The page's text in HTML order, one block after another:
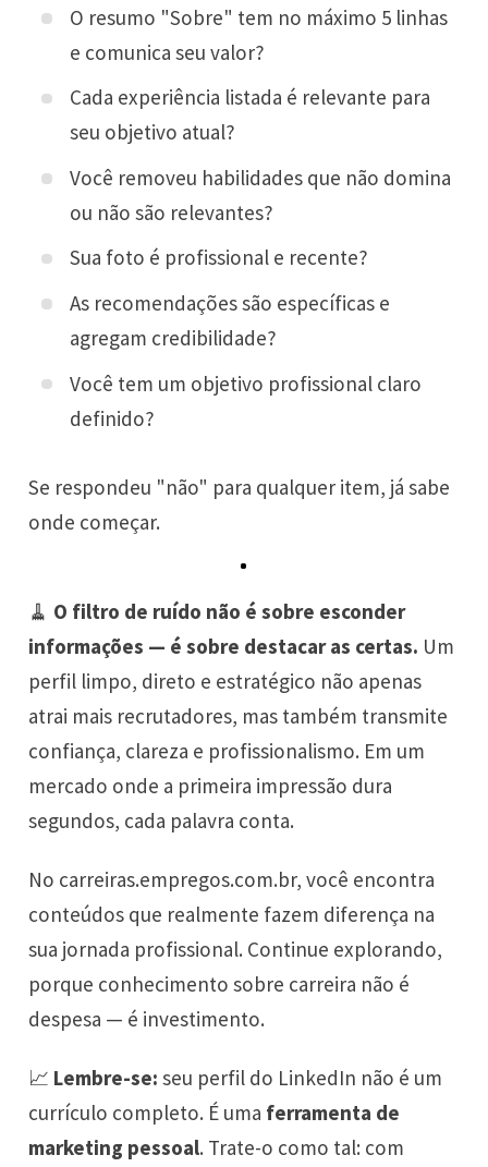
O resumo "Sobre" tem no máximo 5 linhas
e comunica seu valor?
Cada experiência listada é relevante para
seu objetivo atual?
Você removeu habilidades que não domina
ou não são relevantes?
Sua foto é profissional e recente?
As recomendações são específicas e
agregam credibilidade?
Você tem um objetivo profissional claro
definido?
Se respondeu "não" para qualquer item, já sabe
onde começar.
🧹 O filtro de ruído não é sobre esconder
informações — é sobre destacar as certas. Um
perfil limpo, direto e estratégico não apenas
atrai mais recrutadores, mas também transmite
confiança, clareza e profissionalismo. Em um
mercado onde a primeira impressão dura
segundos, cada palavra conta.
No carreiras.empregos.com.br, você encontra
conteúdos que realmente fazem diferença na
sua jornada profissional. Continue explorando,
porque conhecimento sobre carreira não é
despesa — é investimento.
📈 Lembre-se: seu perfil do LinkedIn não é um
currículo completo. É uma ferramenta de
marketing pessoal. Trate-o como tal: com